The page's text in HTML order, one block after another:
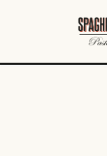
inhoud